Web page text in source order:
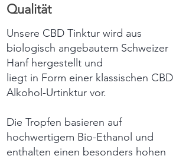
Qualität
Unsere CBD Tinktur wird aus
biologisch angebautem Schweizer
Hanf hergestellt und
liegt in Form einer klassischen CBD
Alkohol-Urtinktur vor.
Die Tropfen basieren auf
hochwertigem Bio-Ethanol und
enthalten einen besonders hohen